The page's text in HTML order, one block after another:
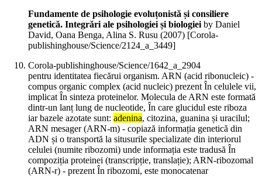
Fundamente de psihologie evoluțonistă și consiliere
genetică. Integrări ale psihologiei și biologieiby Daniel
David, Oana Benga, Alina S. Rusu (2007) [Corola-
publishinghouse/Science/2124_a_3449]
Corola-publishinghouse/Science/1642_a_2904
pentru identitatea fiecărui organism. ARN (acid ribonucleic) -
compus organic complex (acid nucleic) prezent În celulele vii,
implicat În sinteza proteinelor. Molecula de ARN este formată
dintr-un lanț lung de nucleotide, În care glucidul este riboza
iar bazele azotate sunt: adenina, citozina, guanina și uracilul;
ARN mesager (ARN-m) - copiază informația genetică din
ADN și o transportă la situsurile specializate din interiorul
celulei (numite ribozomi) unde informația este tradusă În
compoziția proteinei (transcripție, translație); ARN-ribozomal
(ARN-r) - prezent În ribozomi, este monocatenar